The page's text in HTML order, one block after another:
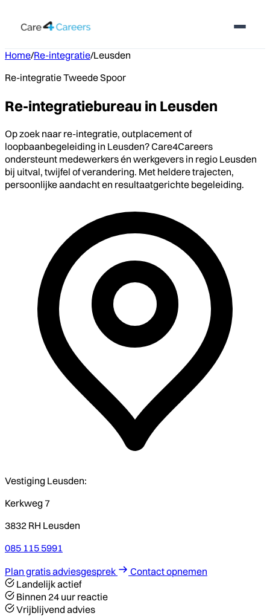
Home/Re-integratie/Leusden
Re-integratie Tweede Spoor
Re-integratiebureau in Leusden
Op zoek naar re-integratie, outplacement of
loopbaanbegeleiding in Leusden? Care4Careers
ondersteunt medewerkers én werkgevers in regio Leusden
bij uitval, twijfel of verandering. Met heldere trajecten,
persoonlijke aandacht en resultaatgerichte begeleiding.
Vestiging Leusden:
Kerkweg 7
3832 RH Leusden
085 115 5991
Plan gratis adviesgesprek
Contact opnemen
Landelijk actief
Binnen 24 uur reactie
Vrijblijvend advies